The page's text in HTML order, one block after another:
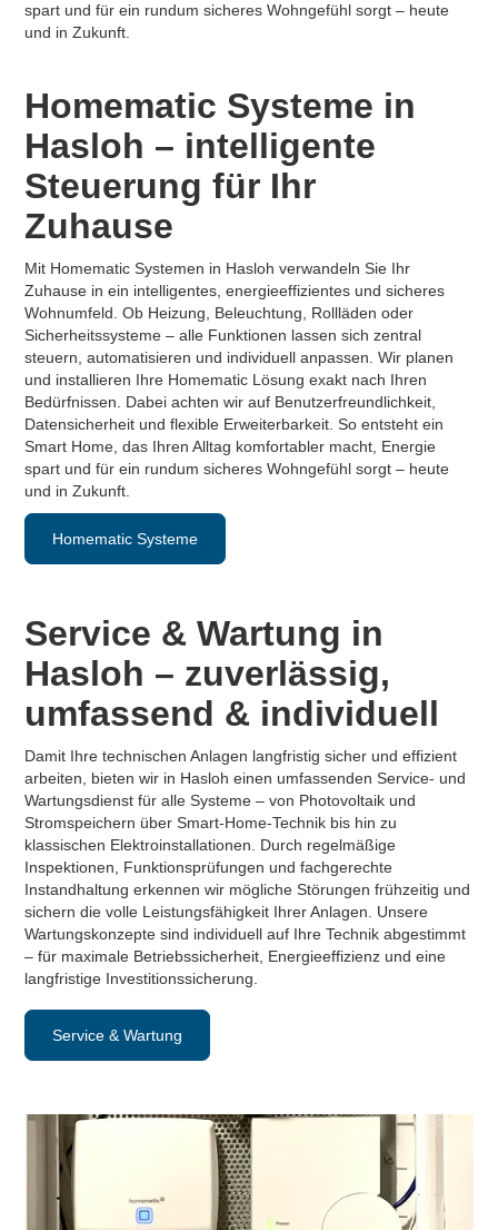
spart und für ein rundum sicheres Wohngefühl sorgt – heute
und in Zukunft.
Homematic Systeme in
Hasloh – intelligente
Steuerung für Ihr
Zuhause
Mit Homematic Systemen in Hasloh verwandeln Sie Ihr
Zuhause in ein intelligentes, energieeffizientes und sicheres
Wohnumfeld. Ob Heizung, Beleuchtung, Rollläden oder
Sicherheitssysteme – alle Funktionen lassen sich zentral
steuern, automatisieren und individuell anpassen. Wir planen
und installieren Ihre Homematic Lösung exakt nach Ihren
Bedürfnissen. Dabei achten wir auf Benutzerfreundlichkeit,
Datensicherheit und flexible Erweiterbarkeit. So entsteht ein
Smart Home, das Ihren Alltag komfortabler macht, Energie
spart und für ein rundum sicheres Wohngefühl sorgt – heute
und in Zukunft.
Homematic Systeme
Service & Wartung in
Hasloh – zuverlässig,
umfassend & individuell
Damit Ihre technischen Anlagen langfristig sicher und effizient
arbeiten, bieten wir in Hasloh einen umfassenden Service- und
Wartungsdienst für alle Systeme – von Photovoltaik und
Stromspeichern über Smart-Home-Technik bis hin zu
klassischen Elektroinstallationen. Durch regelmäßige
Inspektionen, Funktionsprüfungen und fachgerechte
Instandhaltung erkennen wir mögliche Störungen frühzeitig und
sichern die volle Leistungsfähigkeit Ihrer Anlagen. Unsere
Wartungskonzepte sind individuell auf Ihre Technik abgestimmt
– für maximale Betriebssicherheit, Energieeffizienz und eine
langfristige Investitionssicherung.
Service & Wartung